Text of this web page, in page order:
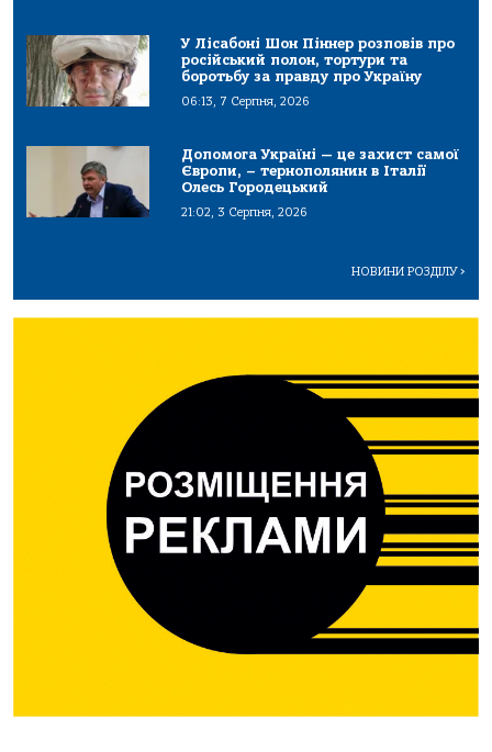
У Лісабоні Шон Піннер розповів про
російський полон, тортури та
боротьбу за правду про Україну
06:13, 7 Серпня, 2026
Допомога Україні — це захист самої
Європи, – тернополянин в Італії
Олесь Городецький
21:02, 3 Серпня, 2026
НОВИНИ РОЗДІЛУ>